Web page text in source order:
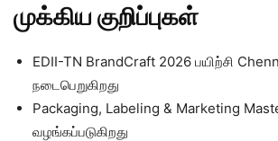
முக்கிய குறிப்புகள்
EDII-TN BrandCraft 2026 பயிற்சி
நடைபெறுகிறது
Packaging, Labeling & Marketing
வழங்கப்படுகிறது